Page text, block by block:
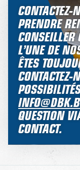
PRENDRE
L’UNE DE
ÊTES
QUESTION
CONTACT.